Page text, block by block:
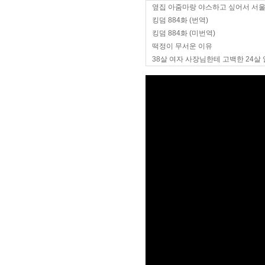
옆집 아줌마랑 야스하고 싶어서 서
킹덤 884화 (번역)
킹덤 884화 (미번역)
떡정이 무서운 이유
38살 여자 사장님한테 고백한 24살